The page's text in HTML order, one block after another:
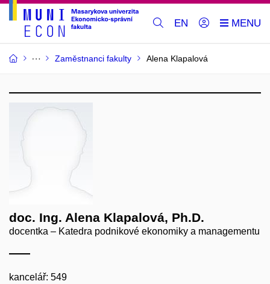
EN
Zaměstnanci fakulty Alena Klapalová
doc. Ing. Alena Klapalová, Ph.D.
docentka – Katedra podnikové ekonomiky a managementu
kancelář: 549